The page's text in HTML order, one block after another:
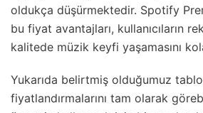
oldukça düşürmektedir. Spotify
bu fiyat avantajları, kullanıcıların
kalitede müzik keyfi yaşamasını
Yukarıda belirtmiş olduğumuz
fiyatlandırmalarını tam olarak